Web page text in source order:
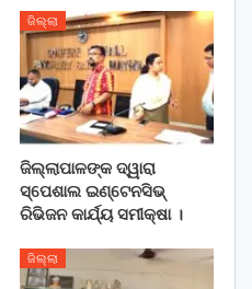
ଜିଲ୍ଲା
ଜିଲ୍ଲାପାଳଙ୍କ ଦ୍ୱାରା
ସ୍ପେଶାଲ ଇଣ୍ଟେନସିଭ୍
ରିଭିଜନ କାର୍ଯ୍ୟ ସମୀକ୍ଷା ।
ଜିଲ୍ଲା